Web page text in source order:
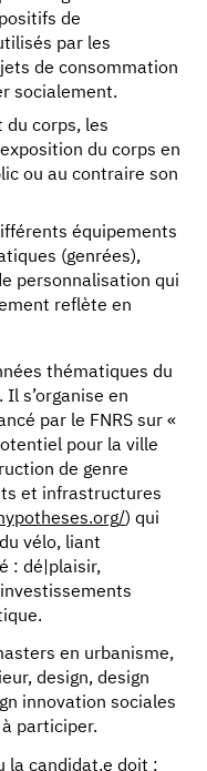
de
par les
de consommation
socialement.
corps, les
du corps en
ou au contraire son
équipements
(genrées),
personnalisation qui
reflète en
thématiques du
s’organise en
par le FNRS sur «
pour la ville
de genre
et infrastructures
) qui
vélo, liant
: dé|plaisir,
en urbanisme,
design, design
innovation sociales
participer.
la candidat.e doit :